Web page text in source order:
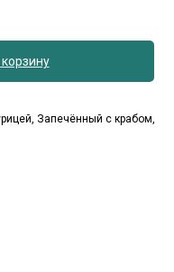
корзину
Запечённый с крабом,